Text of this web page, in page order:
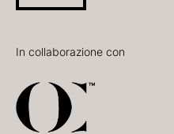
In collaborazione con